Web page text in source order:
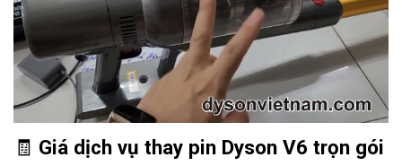
🧾 Giá dịch vụ thay pin Dyson V6 trọn gói